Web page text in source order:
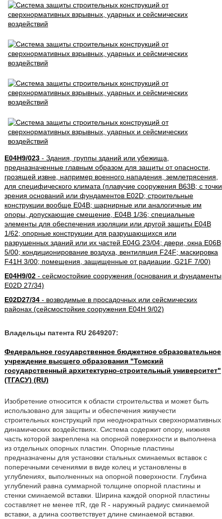
E04H9/023- Здания, группы зданий или убежища,
предназначенные главным образом для защиты от опасности,
грозящей извне, например военного нападения, землетрясения,
для специфического климата (плавучие сооружения B63B; с точки
зрения оснований или фундаментов E02D; строительные
конструкции вообще E04B; шарнирные или аналогичные им
опоры, допускающие смещение, E04B 1/36; специальные
элементы для обеспечения изоляции или другой защиты E04B
1/62; опорные конструкции для разрушающихся или
разрушенных зданий или их частей E04G 23/04; двери, окна E06B
5/00; кондиционирование воздуха, вентиляция F24F; маскировка
F41H 3/00; помещения, защищенные от радиации, G21F 7/00)
E04H9/02- сейсмостойкие сооружения (основания и фундаменты
E02D 27/34)
E02D27/34- возводимые в просадочных или сейсмических
районах (сейсмостойкие сооружения E04H 9/02)
Владельцы патента RU 2649207:
Федеральное государственное бюджетное образовательное
учреждение высшего образования "Томский
государственный архитектурно-строительный университет"
(ТГАСУ) (RU)
Изобретение относится к области строительства и может быть
использовано для защиты и обеспечения живучести
строительных конструкций при неоднократных сверхнормативных
динамических воздействиях. Система содержит опору, нижняя
часть которой закреплена на опорной поверхности и выполнена
из отдельных опорных пластин. Опорные пластины
предназначены для установки стальных сминаемых вставок с
поперечными сечениями в виде колец и установлены в
углублениях, выполненных на опорной поверхности. Глубина
углублений равна суммарной толщине опорной пластины и
стенки сминаемой вставки. Ширина каждой опорной пластины
составляет не менее πR, где R - наружный радиус сминаемой
вставки, а длина соответствует длине сминаемой вставки.